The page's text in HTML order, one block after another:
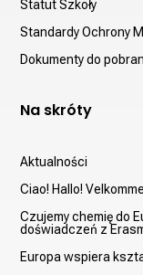
Statut Szkoły
Standardy Ochrony
Dokumenty do
Na skróty
Aktualności
Ciao! Hallo!
Czujemy chemię do
doświadczeń z
Europa wspiera